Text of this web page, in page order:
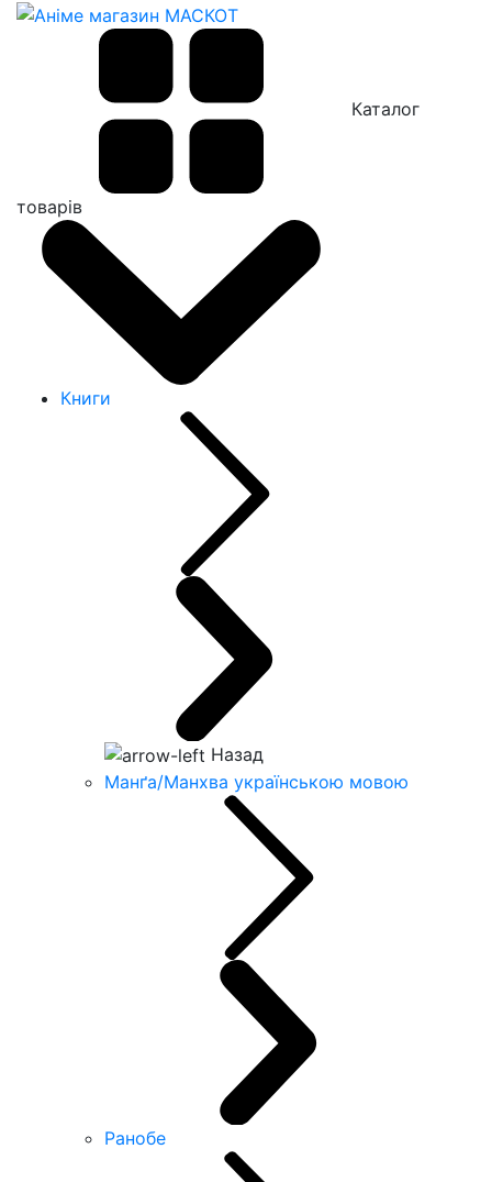
Каталог
товарів
Книги
Назад
Манґа/Манхва українською мовою
Ранобе